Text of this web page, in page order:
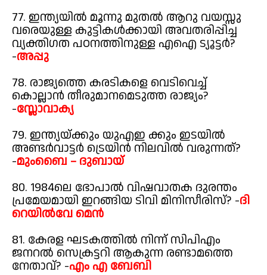
77. ഇന്ത്യയിൽ മൂന്നു മുതൽ ആറു വയസ്സു
വരെയുള്ള കുട്ടികൾക്കായി അവതരിപ്പിച്ച
വ്യക്തിഗത പഠനത്തിനുള്ള എഐ ട്യൂട്ടർ?
-അപ്പു
78. രാജ്യത്തെ കരടികളെ വെടിവെച്ച്
കൊല്ലാൻ തീരുമാനമെടുത്ത രാജ്യം?
-സ്ലോവാക്യ
79. ഇന്ത്യയ്ക്കും യുഎഇ ക്കും ഇടയിൽ
അണ്ടർവാട്ടർ ട്രെയിൻ നിലവിൽ വരുന്നത്?
-മുംബൈ – ദുബായ്
80. 1984ലെ ഭോപാൽ വിഷവാതക ദുരന്തം
പ്രമേയമായി ഇറങ്ങിയ ടിവി മിനിസീരിസ്? -ദി
റെയിൽവേ മെൻ
81. കേരള ഘടകത്തിൽ നിന്ന് സിപിഎം
ജനറൽ സെക്രട്ടറി ആകുന്ന രണ്ടാമത്തെ
നേതാവ്? -എം എ ബേബി